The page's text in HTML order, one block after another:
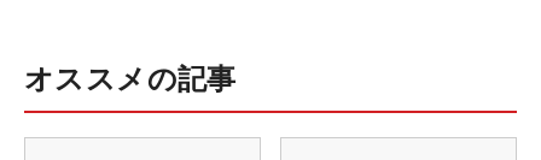
オススメの記事